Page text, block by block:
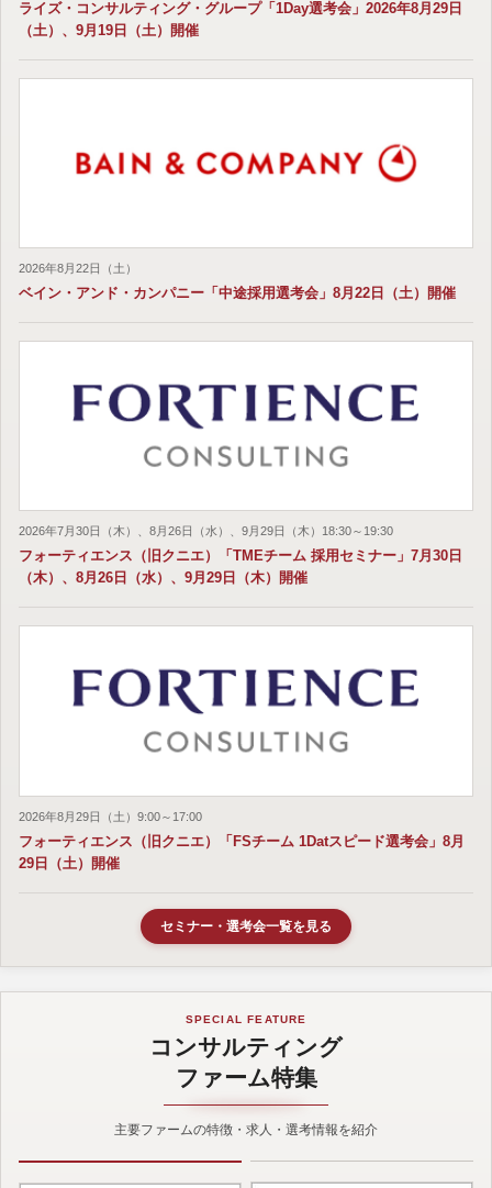
ライズ・コンサルティング・グループ「1Day選考会」2026年8月29日
（土）、9月19日（土）開催
2026年8月22日（土）
ベイン・アンド・カンパニー「中途採用選考会」8月22日（土）開催
2026年7月30日（木）、8月26日（水）、9月29日（木）18:30～19:30
フォーティエンス（旧クニエ）「TMEチーム 採用セミナー」7月30日
（木）、8月26日（水）、9月29日（木）開催
2026年8月29日（土）9:00～17:00
フォーティエンス（旧クニエ）「FSチーム 1Datスピード選考会」8月
29日（土）開催
セミナー・選考会一覧を見る
SPECIAL FEATURE
コンサルティング
ファーム特集
主要ファームの特徴・求人・選考情報を紹介